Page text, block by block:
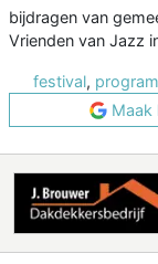
bijdragen van
Vrienden van Jazz
festival,
Maak